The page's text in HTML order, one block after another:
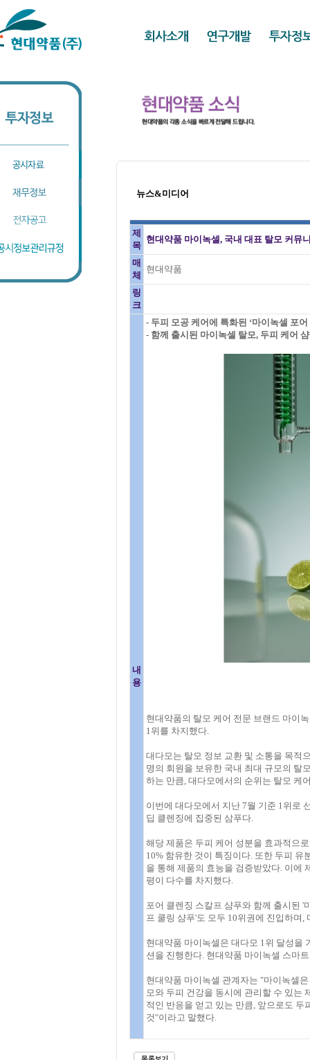
뉴스&미디어
제
목
현대약품 마이녹셀, 국내 대표 탈모 커뮤
매
체
현대약품
링
크
내
용
- 두피 모공 케어에 특화된 ‘마이녹셀 포
- 함께 출시된 마이녹셀 탈모, 두피 케어
현대약품의 탈모 케어 전문 브랜드 마이
1위를 차지했다.
대다모는 탈모 정보 교환 및 소통을 목적
명의 회원을 보유한 국내 최대 규모의 탈
하는 만큼, 대다모에서의 순위는 탈모 케
이번에 대다모에서 지난 7월 기준 1위로
딥 클렌징에 집중된 삼푸다.
해당 제품은 두피 케어 성분을 효과적으
10% 함유한 것이 특징이다. 또한 두피 유
을 통해 제품의 효능을 검증받았다. 이에
평이 다수를 차지했다.
포어 클렌징 스칼프 샴푸와 함께 출시된 '
프 쿨링 샴푸'도 모두 10위권에 진입하며
현대약품 마이녹셀은 대다모 1위 달성을
션을 진행한다. 현대약품 마이녹셀 스마
현대약품 마이녹셀 관계자는 "마이녹셀
모와 두피 건강을 동시에 관리할 수 있는
적인 반응을 얻고 있는 만큼, 앞으로도 두
것"이라고 말했다.